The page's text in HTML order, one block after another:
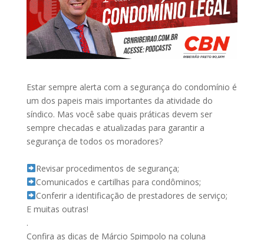
Estar sempre alerta com a segurança do condomínio é
um dos papeis mais importantes da atividade do
síndico. Mas você sabe quais práticas devem ser
sempre checadas e atualizadas para garantir a
segurança de todos os moradores?⠀
Revisar procedimentos de segurança;⠀
Comunicados e cartilhas para condôminos;⠀
Conferir a identificação de prestadores de serviço;⠀
E muitas outras!⠀
.⠀
Confira as dicas de Márcio Spimpolo na coluna